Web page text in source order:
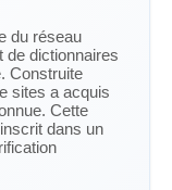
du réseau
de dictionnaires
Construite
sites a acquis
Cette
dans un